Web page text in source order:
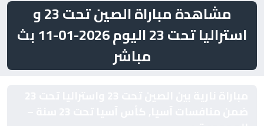
مشاهدة مباراة الصين تحت 23 و
استراليا تحت 23 اليوم 2026-01-11 بث
مباشر